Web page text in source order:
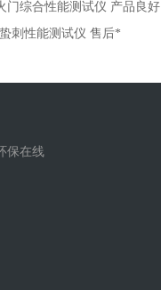
门综合性能测试仪 产品良好
刺性能测试仪 售后*
保在线